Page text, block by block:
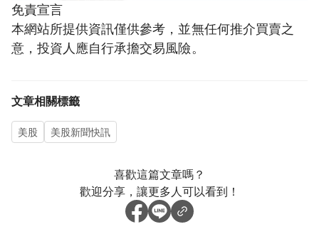
免責宣言
本網站所提供資訊僅供參考，並無任何推介買賣之
意，投資人應自行承擔交易風險。
文章相關標籤
美股 美股新聞快訊
喜歡這篇文章嗎？
歡迎分享，讓更多人可以看到！